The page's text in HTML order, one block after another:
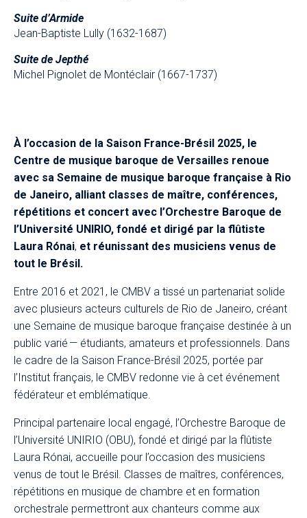
Suite d’Armide
Jean-Baptiste Lully (1632-1687)
Suite de Jepthé
Michel Pignolet de Montéclair (1667-1737)
À l’occasion de la Saison France-Brésil 2025, le
Centre de musique baroque de Versailles renoue
avec sa Semaine de musique baroque française à Rio
de Janeiro, alliant classes de maître, conférences,
répétitions et concert avec l’Orchestre Baroque de
l’Université UNIRIO, fondé et dirigé par la flûtiste
Laura Rónai, et réunissant des musiciens venus de
tout le Brésil.
Entre 2016 et 2021, le CMBV a tissé un partenariat solide
avec plusieurs acteurs culturels de Rio de Janeiro, créant
une Semaine de musique baroque française destinée à un
public varié — étudiants, amateurs et professionnels. Dans
le cadre de la Saison France-Brésil 2025, portée par
l’Institut français, le CMBV redonne vie à cet événement
fédérateur et emblématique.
Principal partenaire local engagé, l’Orchestre Baroque de
l’Université UNIRIO (OBU), fondé et dirigé par la flûtiste
Laura Rónai, accueille pour l’occasion des musiciens
venus de tout le Brésil. Classes de maîtres, conférences,
répétitions en musique de chambre et en formation
orchestrale permettront aux chanteurs comme aux